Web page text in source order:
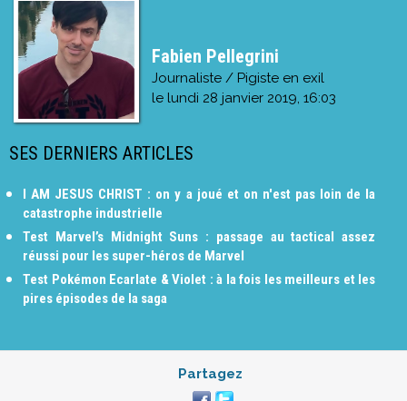
Fabien Pellegrini
Journaliste / Pigiste en exil
le lundi 28 janvier 2019, 16:03
SES DERNIERS ARTICLES
I AM JESUS CHRIST : on y a joué et on n'est pas loin de la
catastrophe industrielle
Test Marvel’s Midnight Suns : passage au tactical assez
réussi pour les super-héros de Marvel
Test Pokémon Ecarlate & Violet : à la fois les meilleurs et les
pires épisodes de la saga
Partagez